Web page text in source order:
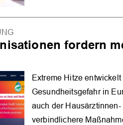
fordern
Extreme Hitze
Gesundheitsgefahr in
auch der
verbindlichere